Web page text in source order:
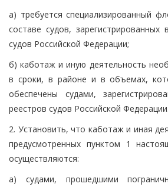
а) требуется специализированный
составе судов,
судов Российской Федерации;
б) каботаж и иную деятельность
в сроки, в районе и в объемах,
обеспечены судами,
реестров судов Российской Федерации.
2. Установить, что каботаж и иная
предусмотренных пунктом 1
осуществляются:
а) судами, прошедшими